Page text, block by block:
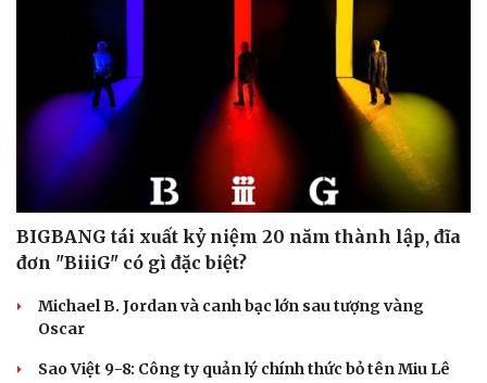
Kể chuyện cho bé
Hạt giống tâm hồn
BIGBANG tái xuất kỷ niệm 20 năm thành lập, đĩa
đơn "BiiiG" có gì đặc biệt?
Michael B. Jordan và canh bạc lớn sau tượng vàng
Oscar
Sao Việt 9-8: Công ty quản lý chính thức bỏ tên Miu Lê